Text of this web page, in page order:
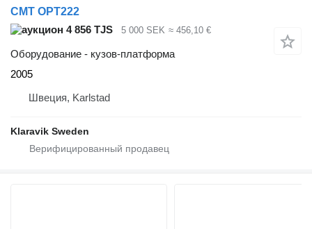
CMT OPT222
4 856 TJS
5 000 SEK ≈ 456,10 €
Оборудование - кузов-платформа
2005
Швеция, Karlstad
Klaravik Sweden